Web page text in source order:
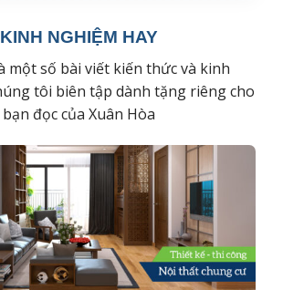
KINH NGHIỆM HAY
một số bài viết kiến thức và kinh
tôi biên tập dành tặng riêng cho
bạn đọc của Xuân Hòa